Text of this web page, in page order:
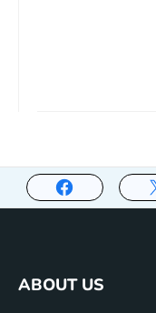
ABOUT US